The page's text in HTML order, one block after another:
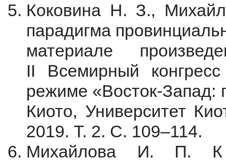
Коковина Н. З.,
парадигма
материале
II Всемирный
режиме «Восток-Запад:
Киото, Университет
2019. Т. 2. С. 109–114.
Михайлова И. П. К